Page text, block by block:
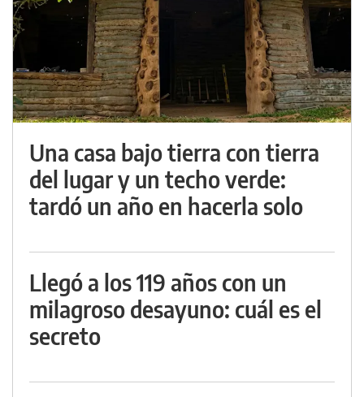
Una casa bajo tierra con tierra
del lugar y un techo verde:
tardó un año en hacerla solo
Llegó a los 119 años con un
milagroso desayuno: cuál es el
secreto